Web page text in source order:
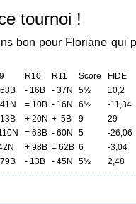
tournoi !
bon pour Floriane qui
R10 R11 Score
FIDE
- 16B - 37N 5½
10,2
= 10B - 16N 6½
-11,34
+ 20N + 5B 9
29
= 68B - 60N 5
-26,06
+ 98B = 62B 6
-3,04
- 13B - 45N 5½ 2,48